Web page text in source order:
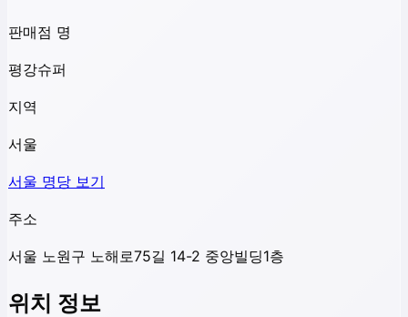
판매점 명
평강슈퍼
지역
서울
서울 명당 보기
주소
서울 노원구 노해로75길 14-2 중앙빌딩1층
위치 정보